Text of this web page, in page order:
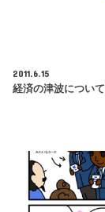
2011.6.15
経済の津波について